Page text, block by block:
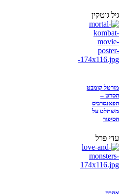
גיל גוטקין
מורטל קומבט
הסרט –
הפאנסרביס
משתלט על
הסיפור
עדי פרל